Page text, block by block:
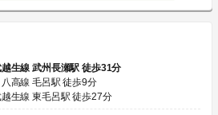
生線 武州長瀬駅 徒歩31分
八高線 毛呂駅 徒歩9分
生線 東毛呂駅 徒歩27分